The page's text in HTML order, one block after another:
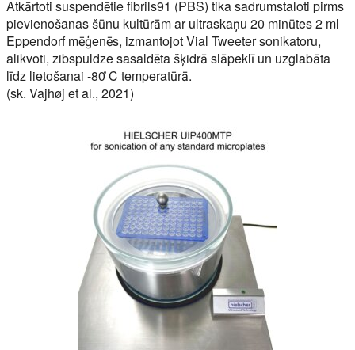
Atkārtoti suspendētie fibrils91 (PBS) tika sadrumstaloti pirms
pievienošanas šūnu kultūrām ar ultraskaņu 20 minūtes 2 ml
Eppendorf mēģenēs, izmantojot Vial Tweeter sonikatoru,
alikvoti, zibspuldze sasaldēta šķidrā slāpeklī un uzglabāta
līdz lietošanai -80 ̊C temperatūrā.
(sk. Vajhøj et al., 2021)